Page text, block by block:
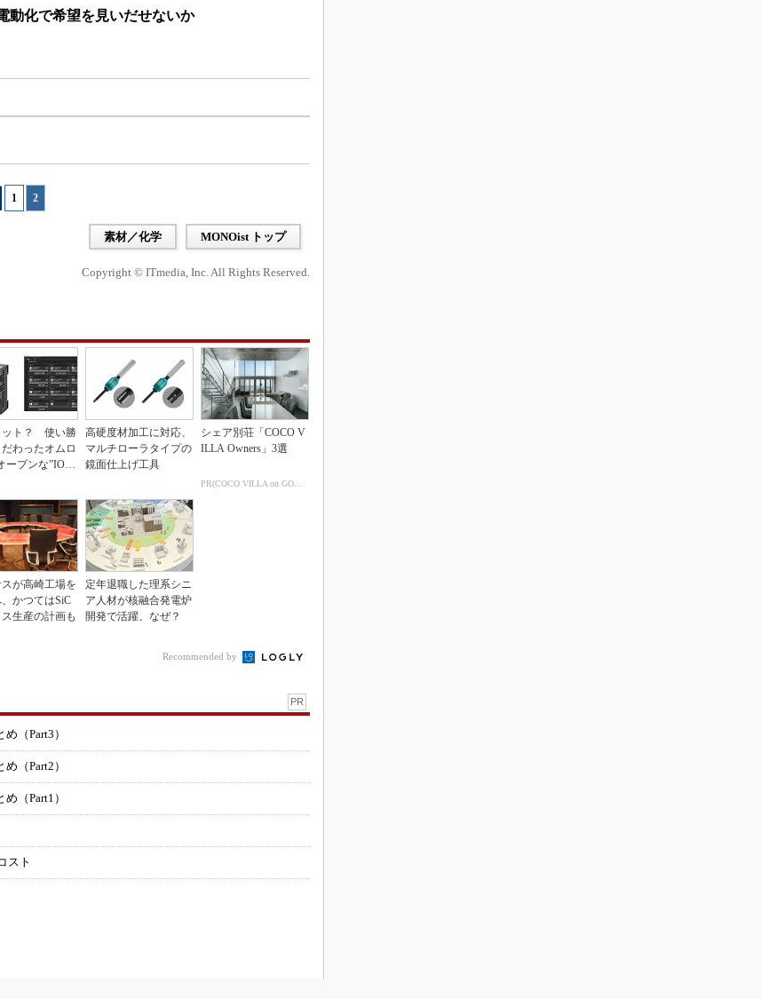
動化で希望を見いだせないか
1 2
素材／化学 MONOist トップ
Copyright © ITmedia, Inc. All Rights Reserved.
ット？ 使い勝
わったオムロ
ープンな”IO-L
高硬度材加工に対応、
マルチローラタイプの
鏡面仕上げ工具
シェア別荘「COCO V
ILLA Owners」3選
PR(COCO VILLA on GOETHE)
が高崎工場を
かつてはSiC
生産の計画も
定年退職した理系シニ
ア人材が核融合発電炉
開発で活躍、なぜ？
Recommended by
PR
（Part3）
（Part2）
（Part1）
スト